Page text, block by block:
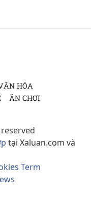
HÓA
ĂN CHƠI
tại Xaluan.com và
Term